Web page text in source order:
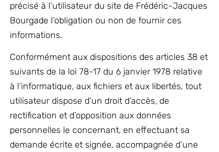
précisé à l’utilisateur du site de Frédéric-Jacques
Bourgade l’obligation ou non de fournir ces
informations.
Conformément aux dispositions des articles 38 et
suivants de la loi 78-17 du 6 janvier 1978 relative
à l’informatique, aux fichiers et aux libertés, tout
utilisateur dispose d’un droit d’accès, de
rectification et d’opposition aux données
personnelles le concernant, en effectuant sa
demande écrite et signée, accompagnée d’une